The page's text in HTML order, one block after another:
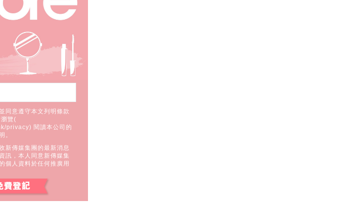
同意遵守本文列明條款
覽(
privacy) 閱讀本公司的
。
新傳媒集團的最新消息
訊，本人同意新傳媒集
個人資料於任何推廣用